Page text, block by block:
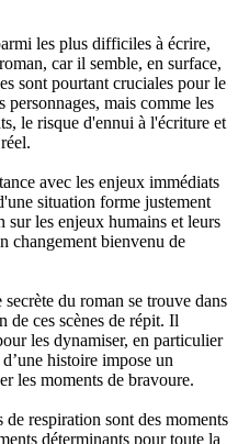
les plus difficiles à écrire,
car il semble, en surface,
sont pourtant cruciales pour le
mais comme les
le risque d'ennui à l'écriture et
avec les enjeux immédiats
situation forme justement
sur les enjeux humains et leurs
changement bienvenu de
du roman se trouve dans
de ces scènes de répit. Il
les dynamiser, en particulier
histoire impose un
les moments de bravoure.
respiration sont des moments
déterminants pour toute la